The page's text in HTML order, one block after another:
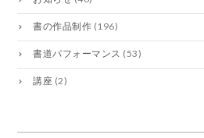
書の作品制作 (196)
書道パフォーマンス (53)
講座 (2)